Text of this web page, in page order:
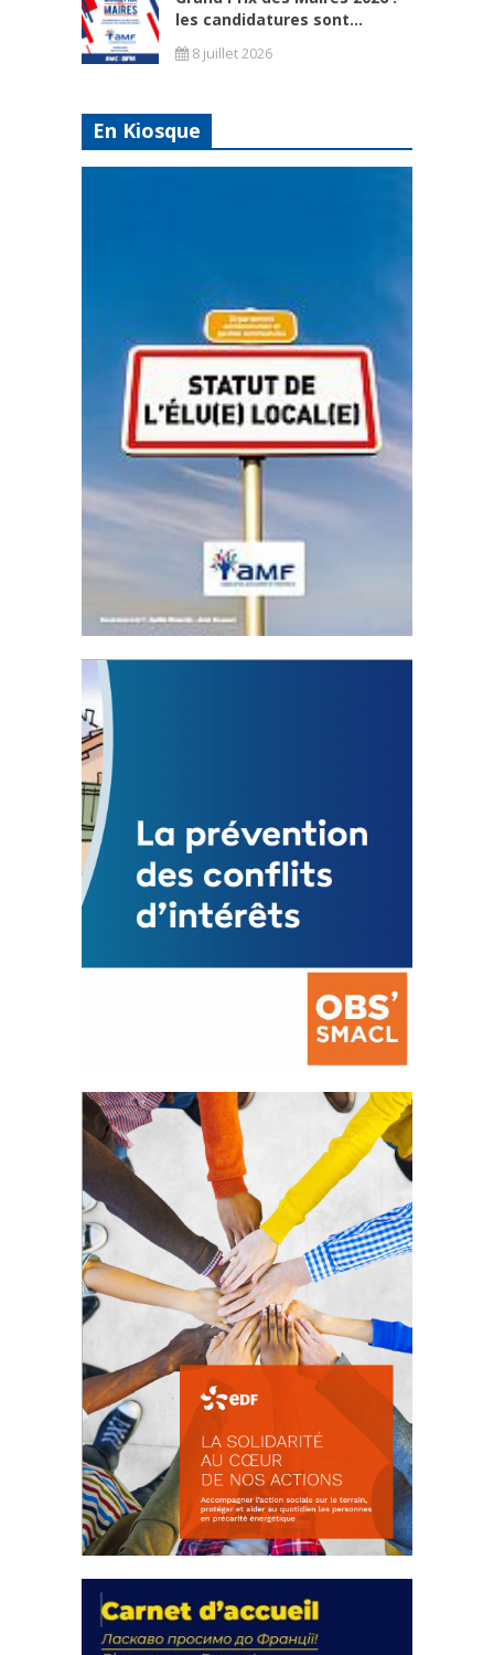
les candidatures sont...
8 juillet 2026
En Kiosque
Statut de l’élu local
3 avril 2024
Mise à jour avril 2024
FEUILLETER
La prévention des conflits
d’intérêts
18 septembre 2023
FEUILLETER
actions
18 septembre 2023